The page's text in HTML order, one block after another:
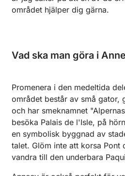
området hjälper dig gärna.
Vad ska man göra i
Promenera i den medeltida
området består av små gator,
och har smeknamnet
besöka Palais de l'Isle, på
en symbolisk byggnad av
talet. Glöm inte att korsa Pont
vandra till den underbara